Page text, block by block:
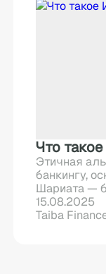
Что
Этичная
банкингу,
Шариата —
15.08.2025
Taiba